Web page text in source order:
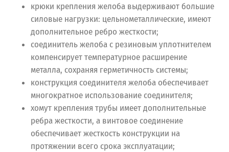
крюки крепления желоба выдерживают большие
силовые нагрузки: цельнометаллические, имеют
дополнительное ребро жесткости;
соединитель желоба с резиновым уплотнителем
компенсирует температурное расширение
металла, сохраняя герметичность системы;
конструкция соединителя желоба обеспечивает
многократное использование соединителя;
хомут крепления трубы имеет дополнительные
ребра жесткости, а винтовое соединение
обеспечивает жесткость конструкции на
протяжении всего срока эксплуатации;